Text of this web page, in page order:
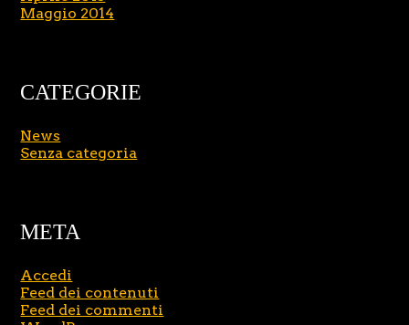
Maggio 2014
CATEGORIE
News
Senza categoria
META
Accedi
Feed dei contenuti
Feed dei commenti